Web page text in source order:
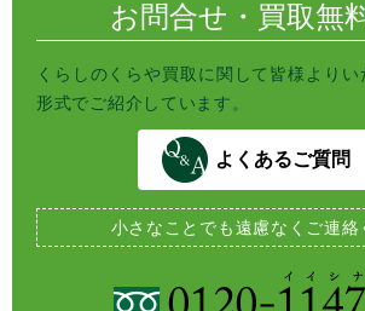
お問合せ・買取無
くらしのくらや買取に関して皆様より
形式でご紹介しています。
よくあるご質問
小さなことでも遠慮なくご連絡